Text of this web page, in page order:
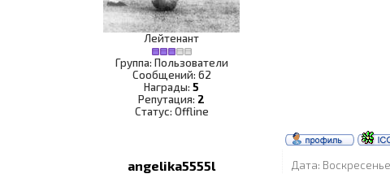
Лейтенант
Группа: Пользователи
Сообщений: 62
Награды: 5
Репутация: 2
Статус: Offline
angelika5555l Дата: